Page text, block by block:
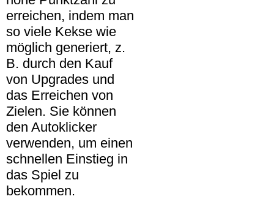
erreichen, indem man
so viele Kekse wie
möglich generiert, z.
B. durch den Kauf
von Upgrades und
das Erreichen von
Zielen. Sie können
den Autoklicker
verwenden, um einen
schnellen Einstieg in
das Spiel zu
bekommen.